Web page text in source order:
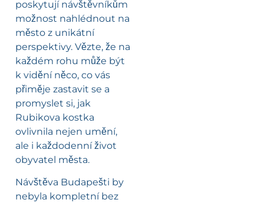
poskytují návštěvníkům
možnost nahlédnout na
město z unikátní
perspektivy. Vězte, že na
každém rohu může být
k vidění něco, co vás
přiměje zastavit se a
promyslet si, jak
Rubikova kostka
ovlivnila nejen umění,
ale i každodenní život
obyvatel města.
Návštěva Budapešti by
nebyla kompletní bez